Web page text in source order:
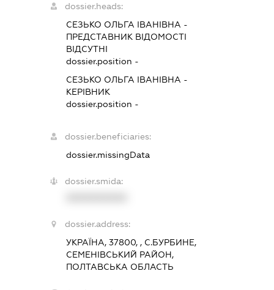
dossier.heads:
СЕЗЬКО ОЛЬГА ІВАНІВНА -
ПРЕДСТАВНИК ВІДОМОСТІ
ВІДСУТНІ
dossier.position -
СЕЗЬКО ОЛЬГА ІВАНІВНА -
КЕРІВНИК
dossier.position -
dossier.beneficiaries:
dossier.missingData
dossier.smida:
dossier.address:
УКРАЇНА, 37800, , С.БУРБИНЕ,
СЕМЕНІВСЬКИЙ РАЙОН,
ПОЛТАВСЬКА ОБЛАСТЬ